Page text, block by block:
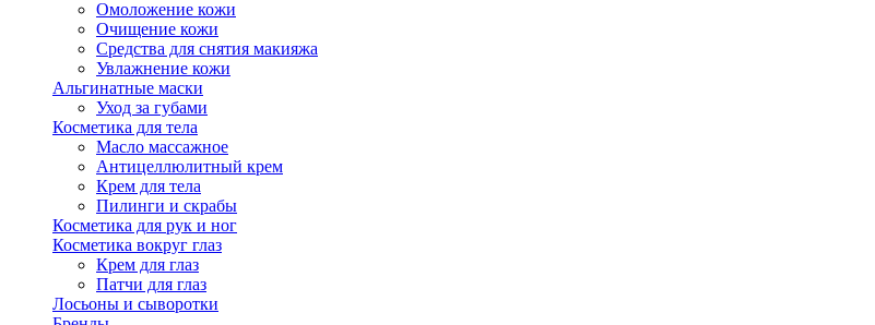
Омоложение кожи
Очищение кожи
Средства для снятия макияжа
Увлажнение кожи
Альгинатные маски
Уход за губами
Косметика для тела
Масло массажное
Антицеллюлитный крем
Крем для тела
Пилинги и скрабы
Косметика для рук и ног
Косметика вокруг глаз
Крем для глаз
Патчи для глаз
Лосьоны и сыворотки